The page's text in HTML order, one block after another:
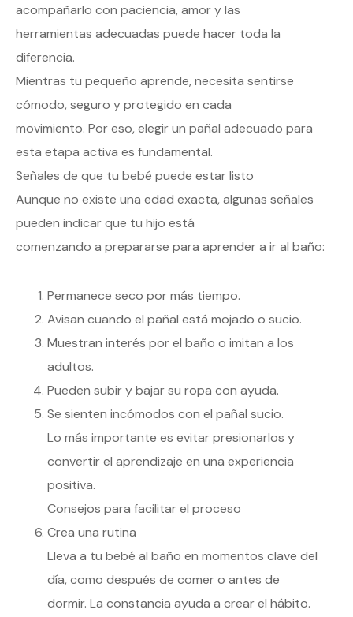
acompañarlo con paciencia, amor y las
herramientas adecuadas puede hacer toda la
diferencia.
Mientras tu pequeño aprende, necesita sentirse
cómodo, seguro y protegido en cada
movimiento. Por eso, elegir un pañal adecuado para
esta etapa activa es fundamental.
Señales de que tu bebé puede estar listo
Aunque no existe una edad exacta, algunas señales
pueden indicar que tu hijo está
comenzando a prepararse para aprender a ir al baño:
Permanece seco por más tiempo.
Avisan cuando el pañal está mojado o sucio.
Muestran interés por el baño o imitan a los
adultos.
Pueden subir y bajar su ropa con ayuda.
Se sienten incómodos con el pañal sucio.
Lo más importante es evitar presionarlos y
convertir el aprendizaje en una experiencia
positiva.
Consejos para facilitar el proceso
Crea una rutina
Lleva a tu bebé al baño en momentos clave del
día, como después de comer o antes de
dormir. La constancia ayuda a crear el hábito.